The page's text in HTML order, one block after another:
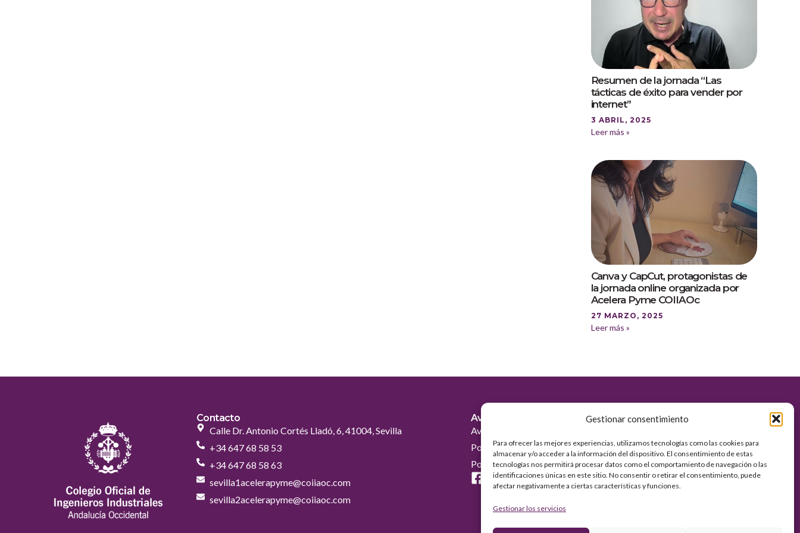
Gestionar consentimiento
Para ofrecer las mejores experiencias, utilizamos tecnologías como las cookies para
almacenar y/o acceder a la información del dispositivo. El consentimiento de estas
tecnologías nos permitirá procesar datos como el comportamiento de navegación o las
identificaciones únicas en este sitio. No consentir o retirar el consentimiento, puede
afectar negativamente a ciertas características y funciones.
Gestionar los servicios
Resumen de la jornada “Las
tácticas de éxito para vender por
internet”
3 ABRIL, 2025
Leer más »
Canva y CapCut, protagonistas de
la jornada online organizada por
Acelera Pyme COIIAOc
27 MARZO, 2025
Leer más »
Contacto
Calle Dr. Antonio Cortés Lladó, 6, 41004, Sevilla
+34 647 68 58 53
+34 647 68 58 63
sevilla1acelerapyme@coiiaoc.com
sevilla2acelerapyme@coiiaoc.com
Avisos Legales
Aviso Legal
Política de Privacidad
Política de cookies